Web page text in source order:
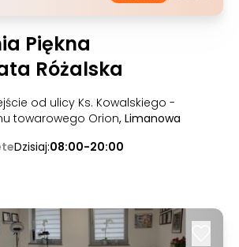
Piękna
Różalska
od ulicy Ks. Kowalskiego -
towarowego Orion, Limanowa
Dzisiaj:08:00-20:00